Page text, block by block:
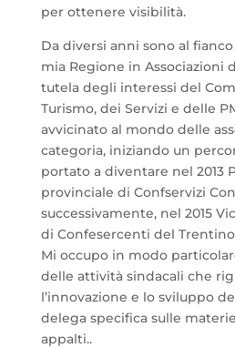
per ottenere visibilità.
Da diversi anni sono al
mia Regione in Associazioni
tutela degli interessi del
Turismo, dei Servizi e delle
avvicinato al mondo delle
categoria, iniziando un
portato a diventare nel 2013
provinciale di Confservizi
successivamente, nel 2015
di Confesercenti del
Mi occupo in modo
delle attività sindacali che
l’innovazione e lo sviluppo
delega specifica sulle
appalti..